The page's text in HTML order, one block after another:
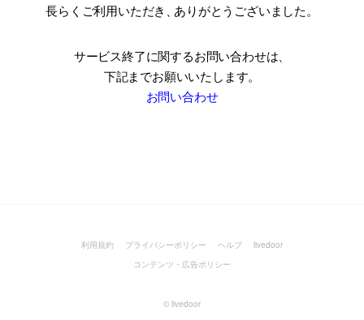
長らくご利用いただき ありがとうございました。
サービス終了に関するお問い合わせは、
下記までお願いいたします。
お問い合わせ
利用規約 プライバシーポリシー ヘルプ
livedoor
コンテンツ・広告ポリシー
© livedoor